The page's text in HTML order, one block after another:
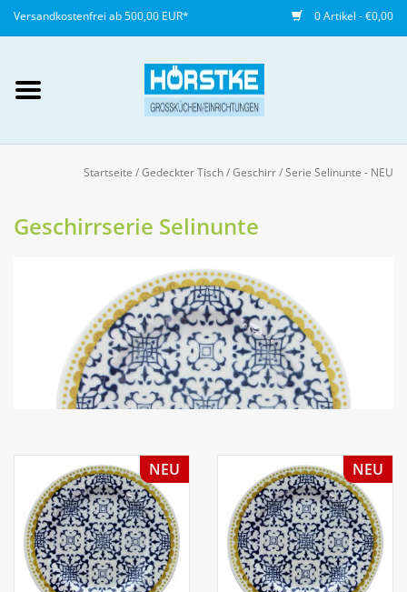
Versandkostenfrei ab 500,00 EUR* 0 Artikel - €0,00
anlegen
Gedeckter Tisch
Fingerfood
Aufsteller
Bar
Tafeln
Startseite /Gedeckter Tisch/Geschirr/Serie Selinunte - NEU
Geschirrserie Selinunte
NEU NEU